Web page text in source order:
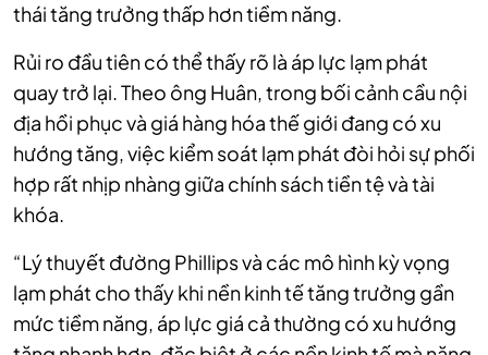
thái tăng trưởng thấp hơn tiềm năng.
Rủi ro đầu tiên có thể thấy rõ là áp lực lạm phát
quay trở lại. Theo ông Huân, trong bối cảnh cầu nội
địa hồi phục và giá hàng hóa thế giới đang có xu
hướng tăng, việc kiểm soát lạm phát đòi hỏi sự phối
hợp rất nhịp nhàng giữa chính sách tiền tệ và tài
khóa.
“Lý thuyết đường Phillips và các mô hình kỳ vọng
lạm phát cho thấy khi nền kinh tế tăng trưởng gần
mức tiềm năng, áp lực giá cả thường có xu hướng